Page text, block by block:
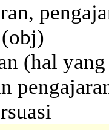
(hal